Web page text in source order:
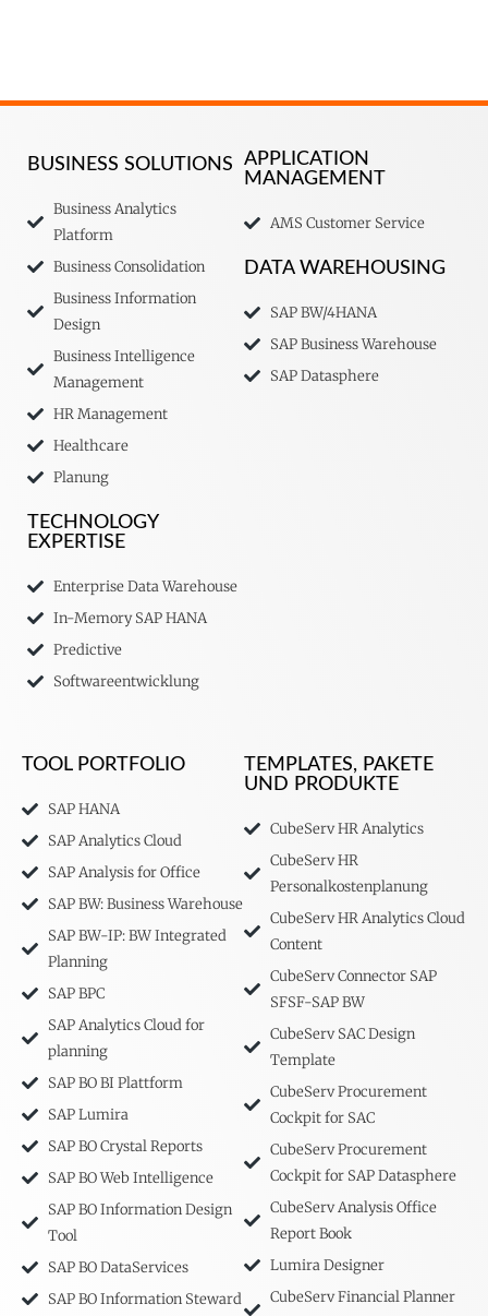
BUSINESS SOLUTIONS
Business Analytics
Platform
Business Consolidation
Business Information
Design
Business Intelligence
Management
HR Management
Healthcare
Planung
TECHNOLOGY
EXPERTISE
Enterprise Data Warehouse
In-Memory SAP HANA
Predictive
Softwareentwicklung
APPLICATION
MANAGEMENT
AMS Customer Service
DATA WAREHOUSING
SAP BW/4HANA
SAP Business Warehouse
SAP Datasphere
TOOL PORTFOLIO
SAP HANA
SAP Analytics Cloud
SAP Analysis for Office
SAP BW: Business Warehouse
SAP BW-IP: BW Integrated
Planning
SAP BPC
SAP Analytics Cloud for
planning
SAP BO BI Plattform
SAP Lumira
SAP BO Crystal Reports
SAP BO Web Intelligence
SAP BO Information Design
Tool
SAP BO DataServices
SAP BO Information Steward
TEMPLATES, PAKETE
UND PRODUKTE
CubeServ HR Analytics
CubeServ HR
Personalkostenplanung
CubeServ HR Analytics Cloud
Content
CubeServ Connector SAP
SFSF-SAP BW
CubeServ SAC Design
Template
CubeServ Procurement
Cockpit for SAC
CubeServ Procurement
Cockpit for SAP Datasphere
CubeServ Analysis Office
Report Book
Lumira Designer
CubeServ Financial Planner